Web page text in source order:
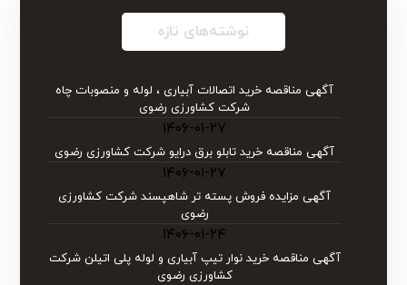
نوشته‌های تازه
آگهی مناقصه خرید اتصالات آبیاری ، لوله و منصوبات چاه
شرکت کشاورزی رضوی
۱۴۰۶-۰۱-۲۷
آگهی مناقصه خرید تابلو برق درایو شركت كشاورزی رضوی
۱۴۰۶-۰۱-۲۷
آگهی مزایده فروش پسته تر شاهپسند شرکت کشاورزی
رضوی
۱۴۰۶-۰۱-۲۴
آگهی مناقصه خرید نوار تیپ آبیاری و لوله پلی اتیلن شركت
كشاورزی رضوی